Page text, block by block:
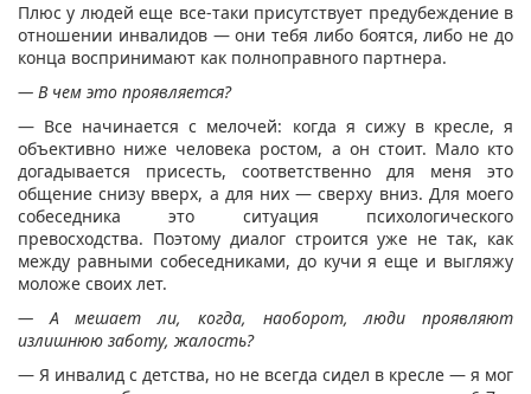
Плюс у людей еще все-таки присутствует предубеждение в
отношении инвалидов — они тебя либо боятся, либо не до
конца воспринимают как полноправного партнера.
— В чем это проявляется?
— Все начинается с мелочей: когда я сижу в кресле, я
объективно ниже человека ростом, а он стоит. Мало кто
догадывается присесть, соответственно для меня это
общение снизу вверх, а для них — сверху вниз. Для моего
собеседника это ситуация психологического
превосходства. Поэтому диалог строится уже не так, как
между равными собеседниками, до кучи я еще и выгляжу
моложе своих лет.
— А мешает ли, когда, наоборот, люди проявляют
излишнюю заботу, жалость?
— Я инвалид с детства, но не всегда сидел в кресле — я мог